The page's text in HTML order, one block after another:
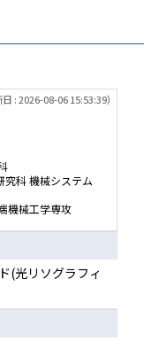
日 : 2026-08-06 15:53:39）
究科 機械システム
機械工学専攻
(光リソグラフィ